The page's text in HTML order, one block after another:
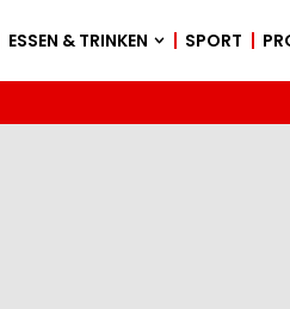
ESSEN & TRINKEN SPORT